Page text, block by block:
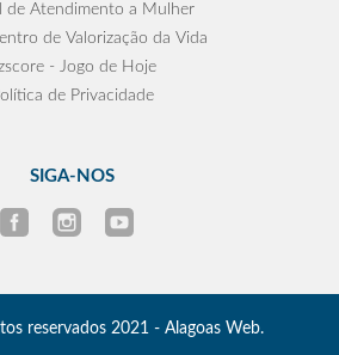
de Atendimento a Mulher
de Valorização da Vida
- Jogo de Hoje
de Privacidade
SIGA-NOS
reservados 2021 - Alagoas Web.